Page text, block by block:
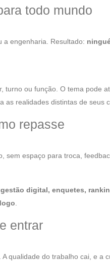
todo mundo
a engenharia. Resultado:
turno ou função. O tema pode
realidades distintas de seus
repasse
sem espaço para troca,
digital, enquetes,
entrar
qualidade do trabalho cai, e a